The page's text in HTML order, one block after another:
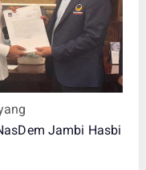
Jambi Hasbi